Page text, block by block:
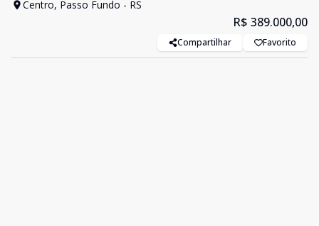
Centro, Passo Fundo - RS
R$ 389.000,00
Compartilhar Favorito